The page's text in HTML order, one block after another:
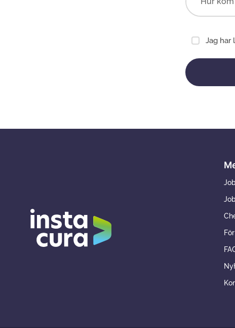
Jag har